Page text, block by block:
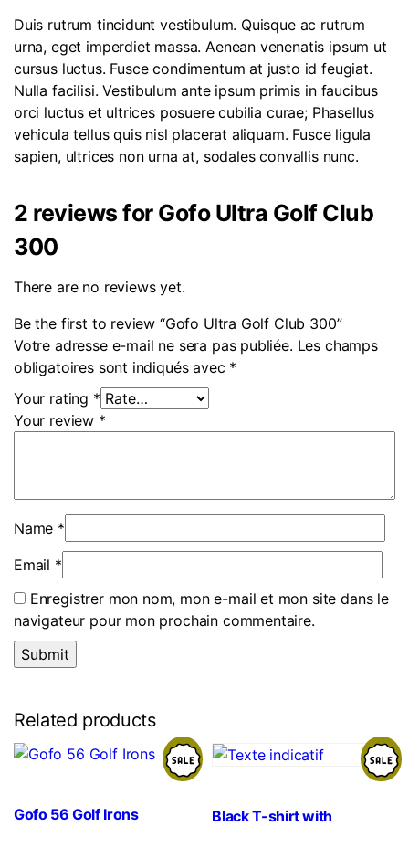
Duis rutrum tincidunt vestibulum. Quisque ac rutrum
urna, eget imperdiet massa. Aenean venenatis ipsum ut
cursus luctus. Fusce condimentum at justo id feugiat.
Nulla facilisi. Vestibulum ante ipsum primis in faucibus
orci luctus et ultrices posuere cubilia curae; Phasellus
vehicula tellus quis nisl placerat aliquam. Fusce ligula
sapien, ultrices non urna at, sodales convallis nunc.
2 reviews for Gofo Ultra Golf Club
300
There are no reviews yet.
Be the first to review “Gofo Ultra Golf Club 300”
Votre adresse e-mail ne sera pas publiée. Les champs
obligatoires sont indiqués avec *
Your rating *
Your review *
Name *
Email *
Enregistrer mon nom, mon e-mail et mon site dans le
navigateur pour mon prochain commentaire.
Related products
Gofo 56 Golf Irons Black T-shirt with